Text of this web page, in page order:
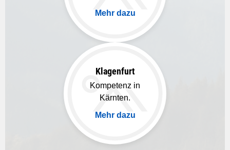
Mehr dazu
Klagenfurt
Kompetenz in
Kärnten.
Mehr dazu